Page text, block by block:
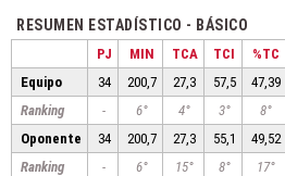
RESUMEN ESTADÍSTICO - BÁSICO
PJ MIN TCA TCI %TC
Equipo
34 200,7 27,3 57,5 47,39
Ranking
- 6° 4° 3° 8°
Oponente
34 200,7 27,3 55,1 49,52
Ranking
- 6° 15° 8° 17°